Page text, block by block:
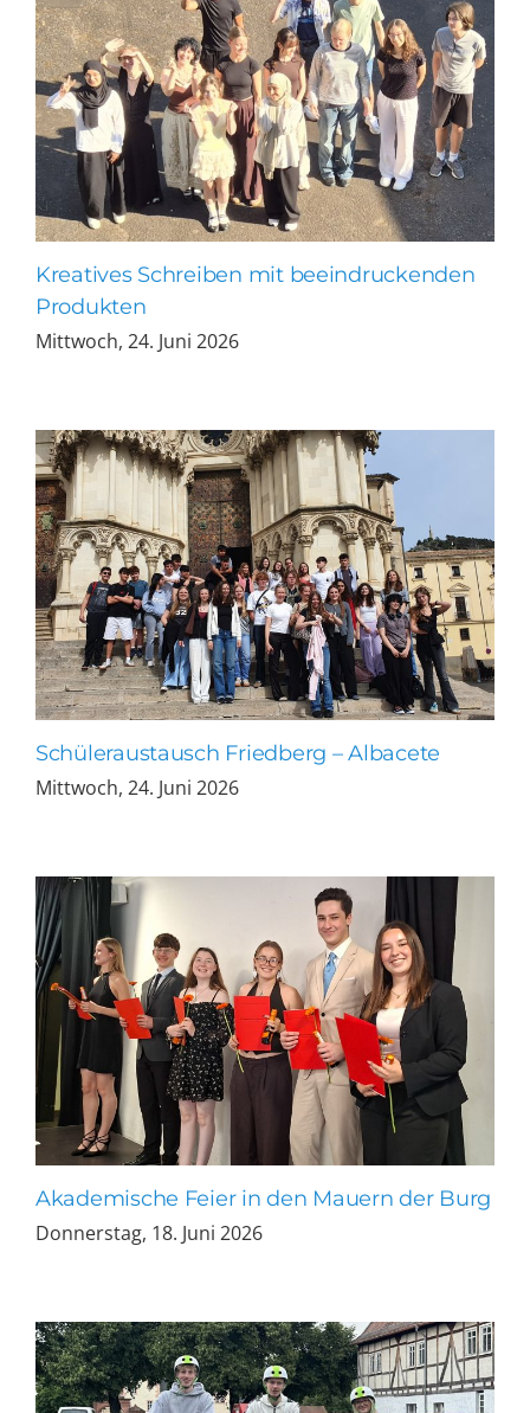
Kreatives Schreiben mit beeindruckenden
Produkten
Mittwoch, 24. Juni 2026
Schüleraustausch Friedberg – Albacete
Mittwoch, 24. Juni 2026
Akademische Feier in den Mauern der Burg
Donnerstag, 18. Juni 2026